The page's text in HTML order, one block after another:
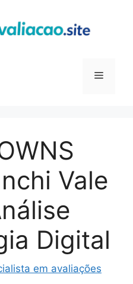
Menu
Vale
Digital
em avaliações